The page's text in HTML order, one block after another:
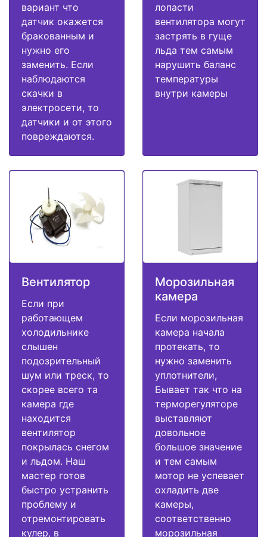
вариант что
датчик окажется
бракованным и
нужно его
заменить. Если
наблюдаются
скачки в
электросети, то
датчики и от этого
повреждаются.
лопасти
вентилятора могут
застрять в гуще
льда тем самым
нарушить баланс
температуры
внутри камеры
Вентилятор
Если при
работающем
холодильнике
слышен
подозрительный
шум или треск, то
скорее всего та
камера где
находится
вентилятор
покрылась снегом
и льдом. Наш
мастер готов
быстро устранить
проблему и
отремонтировать
кулер, в
Морозильная
камера
Если морозильная
камера начала
протекать, то
нужно заменить
уплотнители,
Бывает так что на
терморегуляторе
выставляют
довольное
большое значение
и тем самым
мотор не успевает
охладить две
камеры,
соответственно
морозильная